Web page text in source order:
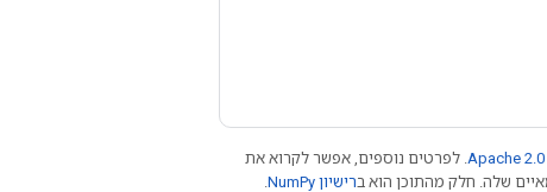
Apache 2.0 . לפרטים נוספים, אפשר לקרוא את
רישיון NumPy‏